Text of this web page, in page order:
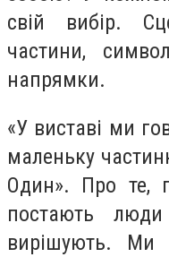
свій вибір.
частини,
напрямки.
«У виставі ми
маленьку
Один». Про те,
постають
вирішують. Ми